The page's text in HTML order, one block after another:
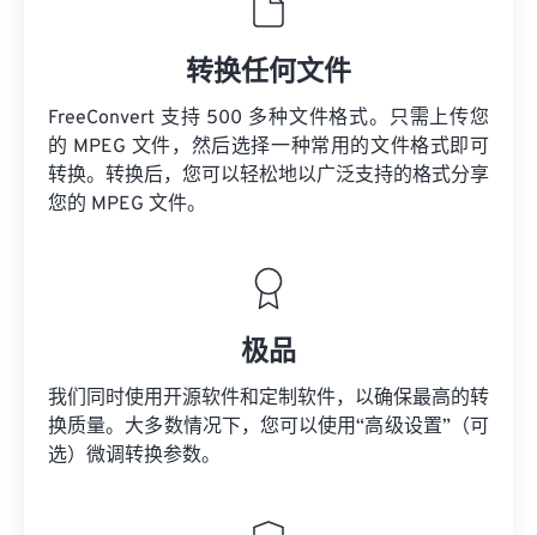
转换任何文件
FreeConvert 支持 500 多种文件格式。只需上传您
的 MPEG 文件，然后选择一种常用的文件格式即可
转换。转换后，您可以轻松地以广泛支持的格式分享
您的 MPEG 文件。
极品
我们同时使用开源软件和定制软件，以确保最高的转
换质量。大多数情况下，您可以使用“高级设置”（可
选）微调转换参数。